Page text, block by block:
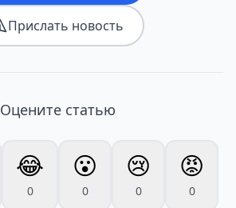
Прислать новость
Оцените статью
😂
0
😮
0
😢
0
😡
0